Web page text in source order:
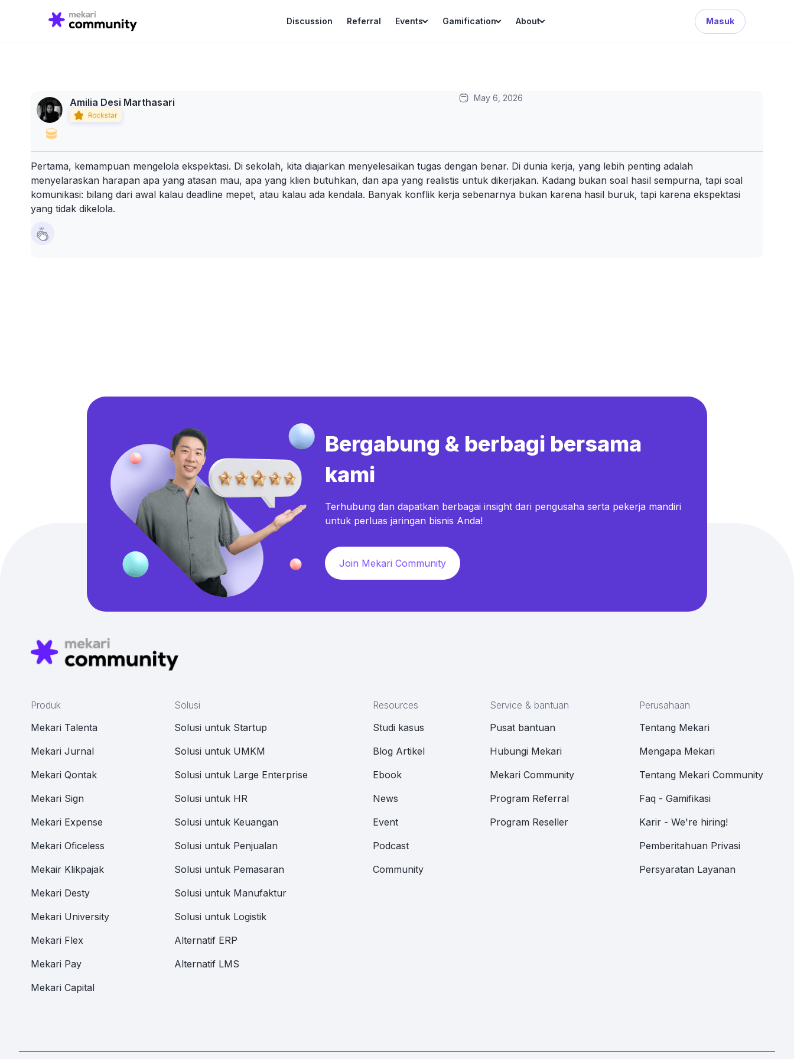
Discussion Referral Events Gamification About Masuk
for:
Search Button
Amilia Desi Marthasari May 6, 2026
Pertama, kemampuan mengelola ekspektasi. Di sekolah, kita diajarkan menyelesaikan tugas dengan benar. Di dunia kerja, yang lebih penting adalah
menyelaraskan harapan apa yang atasan mau, apa yang klien butuhkan, dan apa yang realistis untuk dikerjakan. Kadang bukan soal hasil sempurna, tapi soal
komunikasi: bilang dari awal kalau deadline mepet, atau kalau ada kendala. Banyak konflik kerja sebenarnya bukan karena hasil buruk, tapi karena ekspektasi
yang tidak dikelola.
Bergabung & berbagi bersama
kami
Terhubung dan dapatkan berbagai insight dari pengusaha serta pekerja mandiri
untuk perluas jaringan bisnis Anda!
Join Mekari Community
Produk
Mekari Talenta
Mekari Jurnal
Mekari Qontak
Mekari Sign
Mekari Expense
Mekari Oficeless
Mekair Klikpajak
Mekari Desty
Mekari University
Mekari Flex
Mekari Pay
Mekari Capital
Solusi
Solusi untuk Startup
Solusi untuk UMKM
Solusi untuk Large Enterprise
Solusi untuk HR
Solusi untuk Keuangan
Solusi untuk Penjualan
Solusi untuk Pemasaran
Solusi untuk Manufaktur
Solusi untuk Logistik
Alternatif ERP
Alternatif LMS
Resources
Studi kasus
Blog Artikel
Ebook
News
Event
Podcast
Community
Service & bantuan
Pusat bantuan
Hubungi Mekari
Mekari Community
Program Referral
Program Reseller
Perusahaan
Tentang Mekari
Mengapa Mekari
Tentang Mekari Community
Faq - Gamifikasi
Karir - We're hiring!
Pemberitahuan Privasi
Persyaratan Layanan